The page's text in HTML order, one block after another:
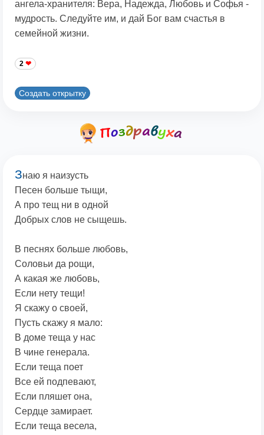
ангела-хранителя: Вера, Надежда, Любовь и Софья -
мудрость. Следуйте им, и дай Бог вам счастья в
семейной жизни.
2
Создать открытку
Знаю я наизусть
Песен больше тыщи,
А про тещ ни в одной
Добрых слов не сыщешь.
В песнях больше любовь,
Соловьи да рощи,
А какая же любовь,
Если нету тещи!
Я скажу о своей,
Пусть скажу я мало:
В доме теща у нас
В чине генерала.
Если теща поет
Все ей подпевают,
Если пляшет она,
Сердце замирает.
Если теща весела,